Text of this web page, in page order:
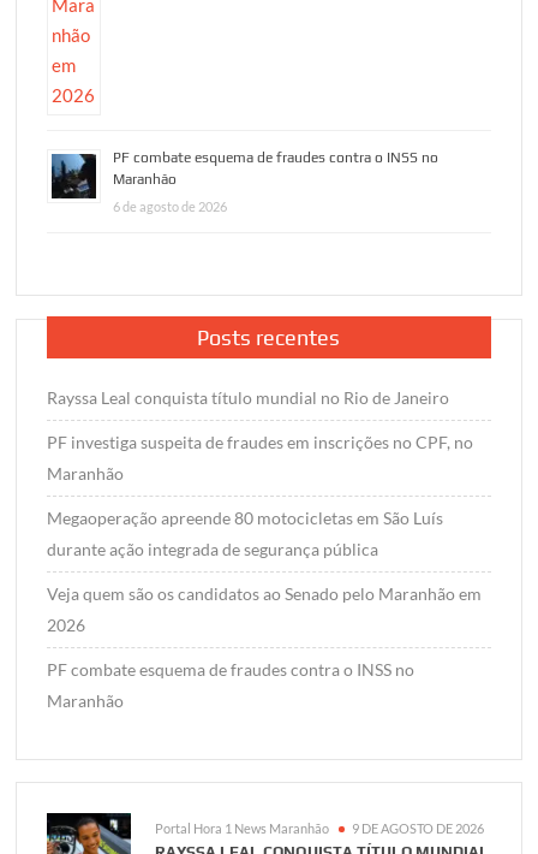
PF combate esquema de fraudes contra o INSS no
Maranhão
6 de agosto de 2026
Posts recentes
Rayssa Leal conquista título mundial no Rio de Janeiro
PF investiga suspeita de fraudes em inscrições no CPF, no
Maranhão
Megaoperação apreende 80 motocicletas em São Luís
durante ação integrada de segurança pública
Veja quem são os candidatos ao Senado pelo Maranhão em
2026
PF combate esquema de fraudes contra o INSS no
Maranhão
Portal Hora 1 News Maranhão 9 DE AGOSTO DE 2026